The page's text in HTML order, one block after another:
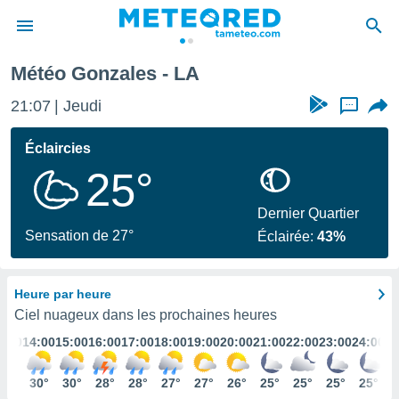
de
en
Météo Gonzales - LA
21:07 Jeudi ...
Éclaircies
25°
Sensation de 27°
Dernier Quartier
Éclairée:43%
Heure par heure
Ciel nuageux dans les prochaines heures
14:00
30°
15:00
30°
16:00
28°
17:00
28°
18:00
27°
19:00
27°
20:00
26°
21:00
25°
22:00
25°
23:00
25°
24:00
25°